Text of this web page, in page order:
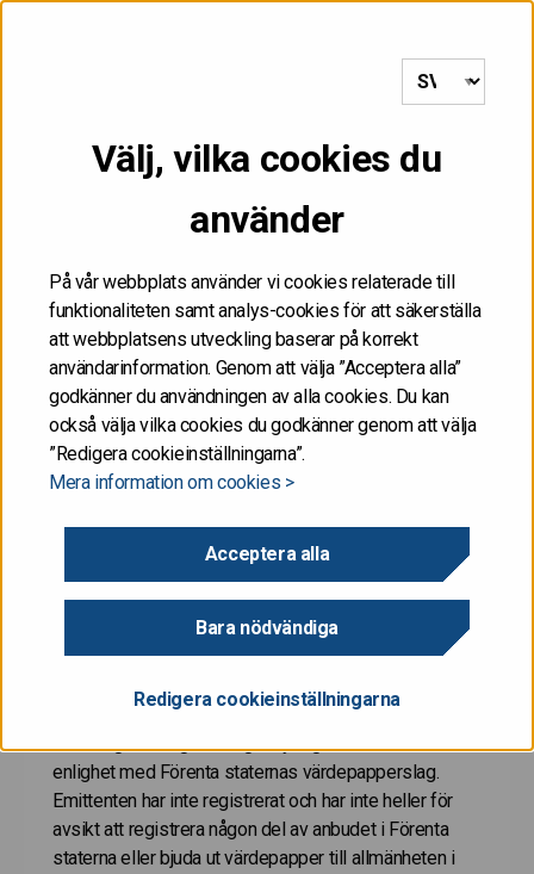
Välj, vilka cookies du
använder
På vår webbplats använder vi cookies relaterade till
funktionaliteten samt analys-cookies för att säkerställa
att webbplatsens utveckling baserar på korrekt
användarinformation. Genom att välja ”Acceptera alla”
godkänner du användningen av alla cookies. Du kan
också välja vilka cookies du godkänner genom att välja
”Redigera cookieinställningarna”.
Mera information om cookies >
Acceptera alla
Bara nödvändiga
Redigera cookieinställningarna
MENY
FÅR INTE
DISTRIBUERAS, VARE
SIG DIREKT ELLER
INDIREKT, I ELLER TILL
FÖRENTA STATERNA
Informationen på de här Internetsidorna får inte
publiceras eller annars spridas i eller till Förenta
eller uppmaning att göra köpeanbud av värdepapper i
Förenta staterna. Dessa värdepapper är inte
registrerade och kommer inte att registreras enligt
Förenta staternas värdepapperslag av år 1933
(inklusive ändringar) (”Förenta staternas
värdepapperslag”) och de får inte bjudas ut eller säljas
i Förenta staterna om de inte har registrerats eller
undantag från registreringsskyldigheten har erhållits i
enlighet med Förenta staternas värdepapperslag.
Emittenten har inte registrerat och har inte heller för
avsikt att registrera någon del av anbudet i Förenta
staterna eller bjuda ut värdepapper till allmänheten i